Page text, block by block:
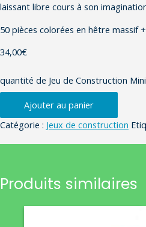
laissant libre cours à son
50 pièces colorées en hêtre massif
34,00€
quantité de Jeu de Construction
Ajouter au panier
Catégorie : Jeux de construction
Produits similaires